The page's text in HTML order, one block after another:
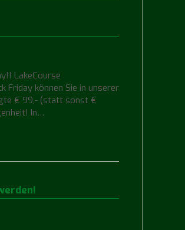
LakeCourse
Friday können Sie in unserer
€ 99,- (statt sonst €
In…